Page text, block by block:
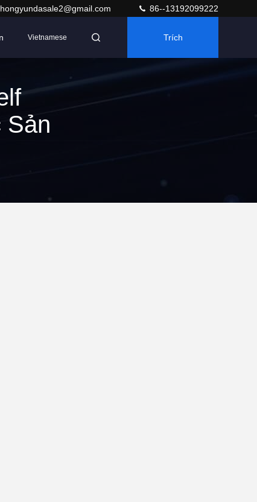
86--13192099222
Vietnamese Trích
Sản